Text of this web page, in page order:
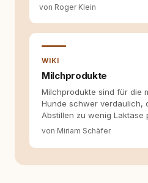
von Roger Klein
WIKI
Milchprodukte
Milchprodukte sind für die
Hunde schwer verdaulich,
Abstillen zu wenig Laktase
von Miriam Schäfer